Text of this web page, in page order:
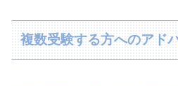
複数受験する方へのアド